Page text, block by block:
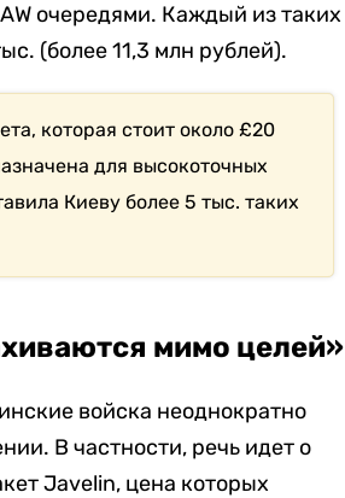
очередями. Каждый из таких
(более 11,3 млн рублей).
которая стоит около £20
для высокоточных
Киеву более 5 тыс. таких
мимо целей»
войска неоднократно
В частности, речь идет о
Javelin, цена которых